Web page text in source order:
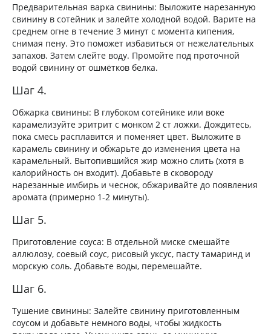
Предварительная варка свинины: Выложите нарезанную
свинину в сотейник и залейте холодной водой. Варите на
среднем огне в течение 3 минут с момента кипения,
снимая пену. Это поможет избавиться от нежелательных
запахов. Затем слейте воду. Промойте под проточной
водой свинину от ошмётков белка.
Шаг 4.
Обжарка свинины: В глубоком сотейнике или воке
карамелизуйте эритрит с монком 2 ст ложки. Дождитесь,
пока смесь расплавится и поменяет цвет. Выложите в
карамель свинину и обжарьте до изменения цвета на
карамельный. Вытопившийся жир можно слить (хотя в
калорийность он входит). Добавьте в сковороду
нарезанные имбирь и чеснок, обжаривайте до появления
аромата (примерно 1-2 минуты).
Шаг 5.
Приготовление соуса: В отдельной миске смешайте
аллюлозу, соевый соус, рисовый уксус, пасту тамаринд и
морскую соль. Добавьте воды, перемешайте.
Шаг 6.
Тушение свинины: Залейте свинину приготовленным
соусом и добавьте немного воды, чтобы жидкость